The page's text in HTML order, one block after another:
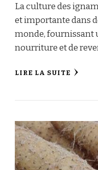
La culture des
et importante dans
monde, fournissant
nourriture et de
LIRE LA SUITE